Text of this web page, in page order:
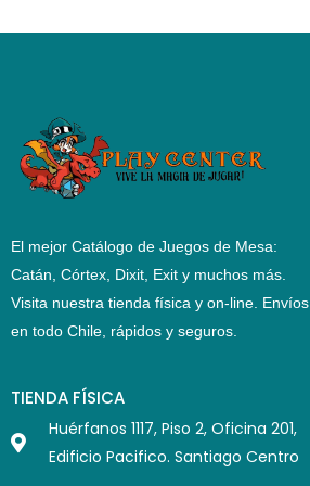
El mejor Catálogo de Juegos de Mesa:
Catán, Córtex, Dixit, Exit y muchos más.
Visita nuestra tienda física y on-line. Envíos
en todo Chile, rápidos y seguros
TIENDA FÍSICA
Huérfanos 1117, Piso 2, Oficina 201,
Edificio Pacifico. Santiago Centro